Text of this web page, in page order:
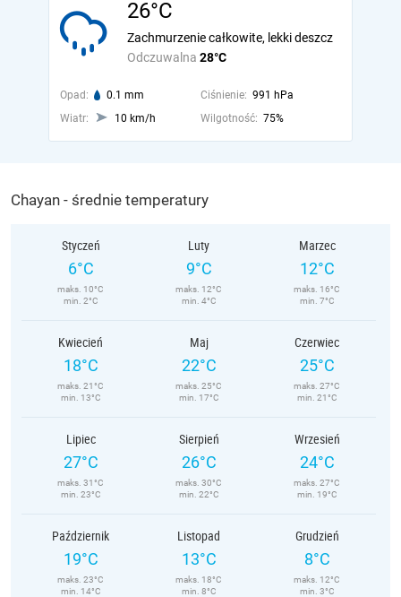
26°C
Odczuwalna 28°C
Zachmurzenie całkowite, lekki deszcz
Opad: 0.1 mm Ciśnienie: 991 hPa
Wiatr:
10 km/h Wilgotność: 75%
Chayan - średnie temperatury
Styczeń
6°C
maks. 10°C
min. 2°C
Luty
9°C
maks. 12°C
min. 4°C
Marzec
12°C
maks. 16°C
min. 7°C
Kwiecień
18°C
maks. 21°C
min. 13°C
Maj
22°C
maks. 25°C
min. 17°C
Czerwiec
25°C
maks. 27°C
min. 21°C
Lipiec
27°C
maks. 31°C
min. 23°C
Sierpień
26°C
maks. 30°C
min. 22°C
Wrzesień
24°C
maks. 27°C
min. 19°C
Październik
19°C
maks. 23°C
min. 14°C
Listopad
13°C
maks. 18°C
min. 8°C
Grudzień
8°C
maks. 12°C
min. 3°C